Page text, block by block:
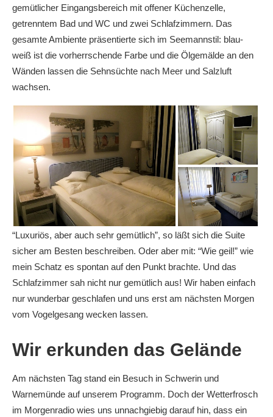
gemütlicher Eingangsbereich mit offener Küchenzelle,
getrenntem Bad und WC und zwei Schlafzimmern. Das
gesamte Ambiente präsentierte sich im Seemannstil: blau-
weiß ist die vorherrschende Farbe und die Ölgemälde an den
Wänden lassen die Sehnsüchte nach Meer und Salzluft
wachsen.
“Luxuriös, aber auch sehr gemütlich”, so läßt sich die Suite
sicher am Besten beschreiben. Oder aber mit: “Wie geil!” wie
mein Schatz es spontan auf den Punkt brachte. Und das
Schlafzimmer sah nicht nur gemütlich aus! Wir haben einfach
nur wunderbar geschlafen und uns erst am nächsten Morgen
vom Vogelgesang wecken lassen.
Wir erkunden das Gelände
Am nächsten Tag stand ein Besuch in Schwerin und
Warnemünde auf unserem Programm. Doch der Wetterfrosch
im Morgenradio wies uns unnachgiebig darauf hin, dass ein